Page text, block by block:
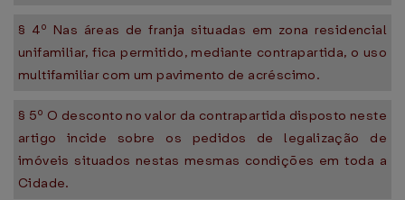
§ 4º Nas áreas de franja situadas em zona residencial
unifamiliar, fica permitido, mediante contrapartida, o uso
multifamiliar com um pavimento de acréscimo.
§ 5º O desconto no valor da contrapartida disposto neste
artigo incide sobre os pedidos de legalização de
imóveis situados nestas mesmas condições em toda a
Cidade.